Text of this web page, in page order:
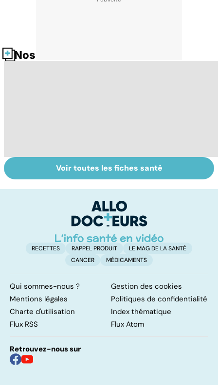
Nos fiches santé
Le magnésium,
un oligo-élément
Intestin irritable :
le régime
solution ?
Voir toutes les fiches santé
RECETTES RAPPEL PRODUIT
LE MAG DE LA SANTÉ
CANCER
MÉDICAMENTS
Qui sommes-nous ?
Gestion des cookies
Mentions légales
Politiques de confidentialité
Charte d'utilisation
Index thématique
Flux RSS
Flux Atom
Retrouvez-nous sur